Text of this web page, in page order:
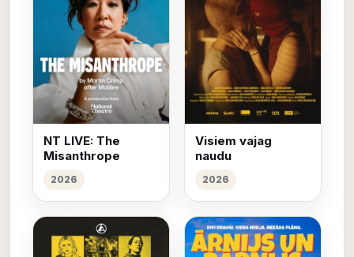
NT LIVE: The
Misanthrope
2026
Visiem vajag
naudu
2026